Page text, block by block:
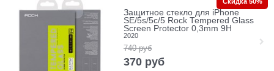
Защитное стекло для iPhone
SE/5s/5с/5 Rock Tempered Glass
Screen Protector 0,3mm 9H
2020
740 руб
370 руб